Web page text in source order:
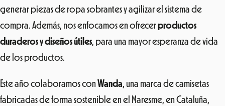
generar piezas de ropa sobrantes y agilizar el sistema de
compra. Además, nos enfocamos en ofrecerproductos
duraderos y diseños útiles, para una mayor esperanza de vida
de los productos.
Este año colaboramos conWanda, una marca de camisetas
fabricadas de forma sostenible en el Maresme, en Cataluña,